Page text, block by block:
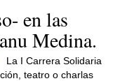
en las
Medina.
La I Carrera Solidaria
teatro o charlas